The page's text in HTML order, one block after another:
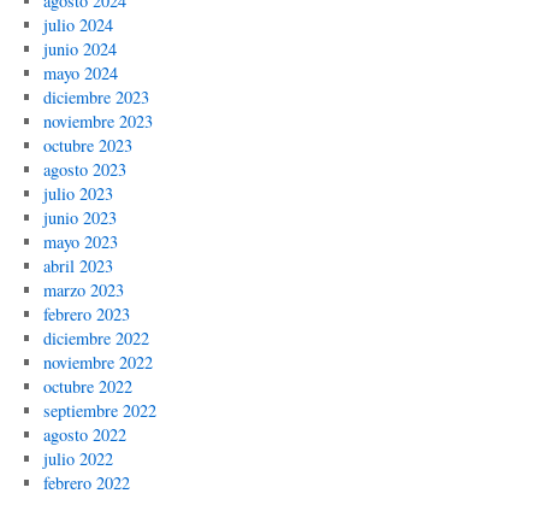
julio 2024
junio 2024
mayo 2024
diciembre 2023
noviembre 2023
octubre 2023
agosto 2023
julio 2023
junio 2023
mayo 2023
abril 2023
marzo 2023
febrero 2023
diciembre 2022
noviembre 2022
octubre 2022
septiembre 2022
agosto 2022
julio 2022
febrero 2022